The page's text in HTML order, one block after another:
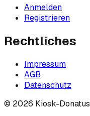
Anmelden
Registrieren
Rechtliches
Impressum
AGB
Datenschutz
© 2026 Kiosk-Donatus